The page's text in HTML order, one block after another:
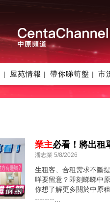
| 屋苑情報 | 帶你睇筍盤 | 市
04:55
業主必看！將出租
潘志業 5/8/2026
生租客、合租需求不斷
咩要留意？即刻睇睇中
你想了解更多關於中原
--------...